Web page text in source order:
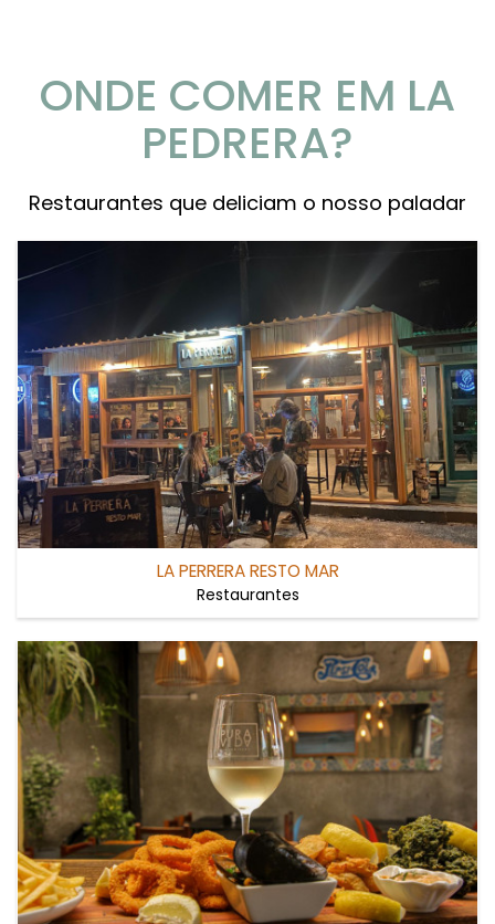
ONDE COMER EM LA
PEDRERA?
Restaurantes que deliciam o nosso paladar
LA PERRERA RESTO MAR
Restaurantes